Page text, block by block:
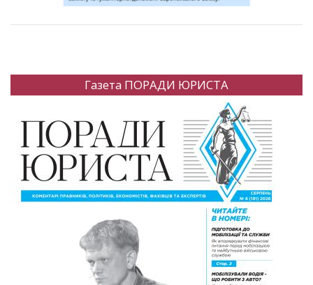
Газета ПОРАДИ ЮРИСТА